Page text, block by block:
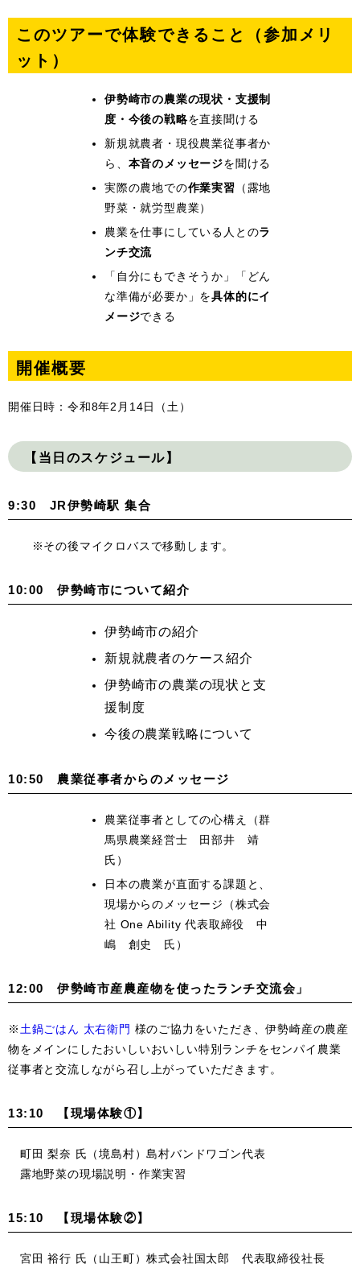
このツアーで体験できること（参加メリ
ット）
伊勢崎市の農業の現状・支援制
度・今後の戦略を直接聞ける
新規就農者・現役農業従事者か
ら、 本音のメッセージを聞ける
実際の農地での作業実習 （露地
野菜・就労型農業）
農業を仕事にしている人とのラ
ンチ交流
「自分にもできそうか」「どん
な準備が必要か」を具体的にイ
メージできる
開催概要
開催日時：令和8年2月14日（土）
【当日のスケジュール】
9:30 JR伊勢崎駅 集合
※その後マイクロバスで移動します。
10:00 伊勢崎市について紹介
伊勢崎市の紹介
新規就農者のケース紹介
伊勢崎市の農業の現状と支
援制度
今後の農業戦略について
10:50 農業従事者からのメッセージ
農業従事者としての心構え（群
馬県農業経営士 田部井 靖
氏）
日本の農業が直面する課題と、
現場からのメッセージ（株式会
社 One Ability 代表取締役 中
嶋 創史 氏 ）
12:00 伊勢崎市産農産物を使ったランチ交流会」
※ 土鍋ごはん 太右衛門 様のご協力をいただき、伊勢崎産の農産
物をメインにしたおいしいおいしい特別ランチをセンパイ農業
従事者と交流しながら召し上がっていただきます。
13:10 【現場体験①】
町田 梨奈 氏（境島村）島村バンドワゴン代表
露地野菜の現場説明・作業実習
15:10 【現場体験②】
宮田 裕行 氏（山王町）株式会社国太郎 代表取締役社長